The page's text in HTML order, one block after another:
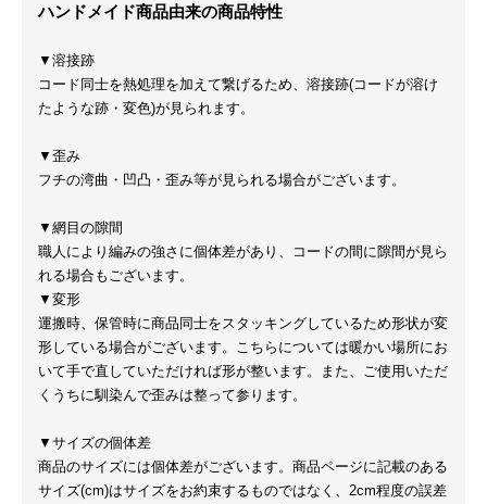
ハンドメイド商品由来の商品特性
▼溶接跡
コード同士を熱処理を加えて繋げるため、溶接跡(コードが溶け
たような跡・変色)が見られます。
▼歪み
フチの湾曲・凹凸・歪み等が見られる場合がございます。
▼網目の隙間
職人により編みの強さに個体差があり、コードの間に隙間が見ら
れる場合もございます。
▼変形
運搬時、保管時に商品同士をスタッキングしているため形状が変
形している場合がございます。こちらについては暖かい場所にお
いて手で直していただければ形が整います。また、ご使用いただ
くうちに馴染んで歪みは整って参ります。
▼サイズの個体差
商品のサイズには個体差がございます。商品ページに記載のある
サイズ(cm)はサイズをお約束するものではなく、2cm程度の誤差